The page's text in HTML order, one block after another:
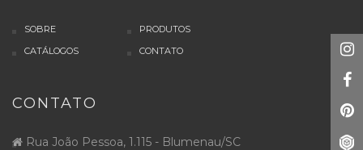
SOBRE
PRODUTOS
CATÁLOGOS
CONTATO
CONTATO
Rua João Pessoa, 1.115 - Blumenau/SC